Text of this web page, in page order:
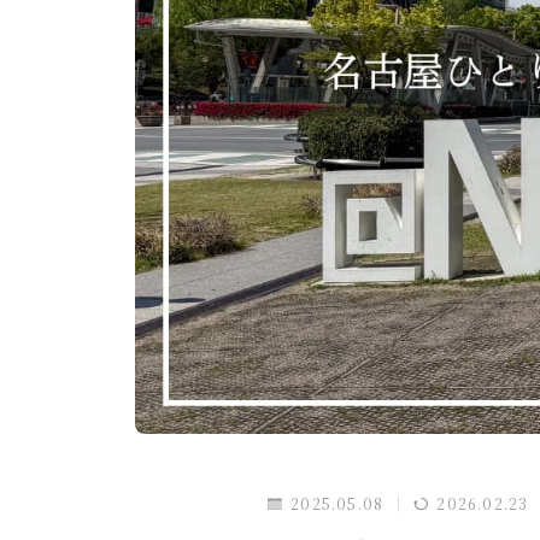
スマホ・タブレット
買ってよかったもの
旅行
国内旅行
海外旅行
旅のこと
通信・回線
ホテル予約サイト
暮らし
暮らしのこと
2025.05.08 2026.02.23